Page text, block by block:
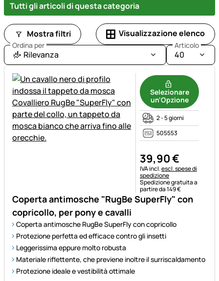
Tutti gli articoli di questa categoria
Mostra filtri Visualizzazione elenco
Ordina per
Rilevanza
Articolo
40
Coperta antimosche "RugBe SuperFly" con
copricollo, per pony e cavalli
Coperta antimosche RugBe SuperFly con copricollo
Protezione perfetta ed efficace contro gli insetti
Leggerissima eppure molto robusta
Materiale riflettente, che previene inoltre il surriscaldamento
Protezione ideale e vestibilità ottimale
Selezionare
un'Opzione
2 - 5 giorni
505553
39,90€
Informazioni fiscali:
IVA incl.escl. spese di
spedizione
Spedizione gratuita a
partire da 149 €